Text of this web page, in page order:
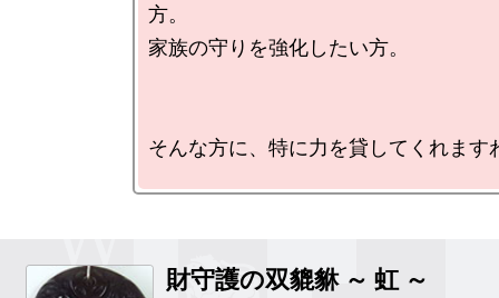
方。
家族の守りを強化したい方。
そんな方に、特に力を貸してくれます
財守護の双貔貅 ～ 虹 ～